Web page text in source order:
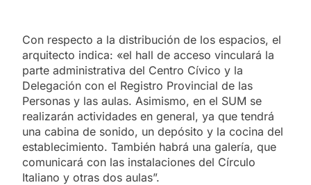
Con respecto a la distribución de los espacios, el
arquitecto indica: «el hall de acceso vinculará la
parte administrativa del Centro Cívico y la
Delegación con el Registro Provincial de las
Personas y las aulas. Asimismo, en el SUM se
realizarán actividades en general, ya que tendrá
una cabina de sonido, un depósito y la cocina del
establecimiento. También habrá una galería, que
comunicará con las instalaciones del Círculo
Italiano y otras dos aulas”.